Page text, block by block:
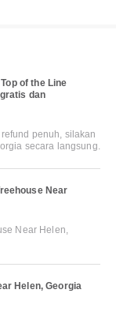
of the Line
dan
penuh, silakan
secara langsung.
Near
Near Helen,
Helen, Georgia